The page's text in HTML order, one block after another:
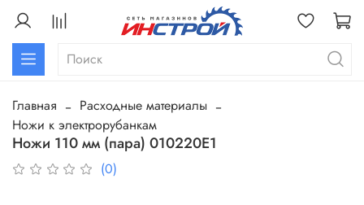
Главная
Расходные материалы
Ножи к электрорубанкам
Ножи 110 мм (пара) 010220Е1
(0)